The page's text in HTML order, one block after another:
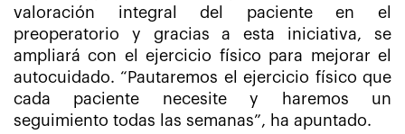
valoración integral del paciente en el
preoperatorio y gracias a esta iniciativa, se
ampliará con el ejercicio físico para mejorar el
autocuidado. “Pautaremos el ejercicio físico que
cada paciente necesite y haremos un
seguimiento todas las semanas”, ha apuntado.